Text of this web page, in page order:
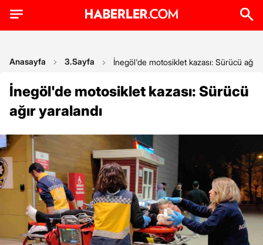
Anasayfa 3.Sayfa İnegöl'de motosiklet kazası: Sürücü ağır
İnegöl'de motosiklet kazası: Sürücü
ağır yaralandı